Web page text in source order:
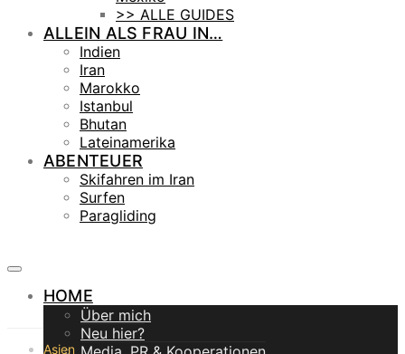
>> ALLE GUIDES
ALLEIN ALS FRAU IN…
Indien
Iran
Marokko
Istanbul
Bhutan
Lateinamerika
ABENTEUER
Skifahren im Iran
Surfen
Paragliding
HOME
Über mich
Neu hier?
Asien